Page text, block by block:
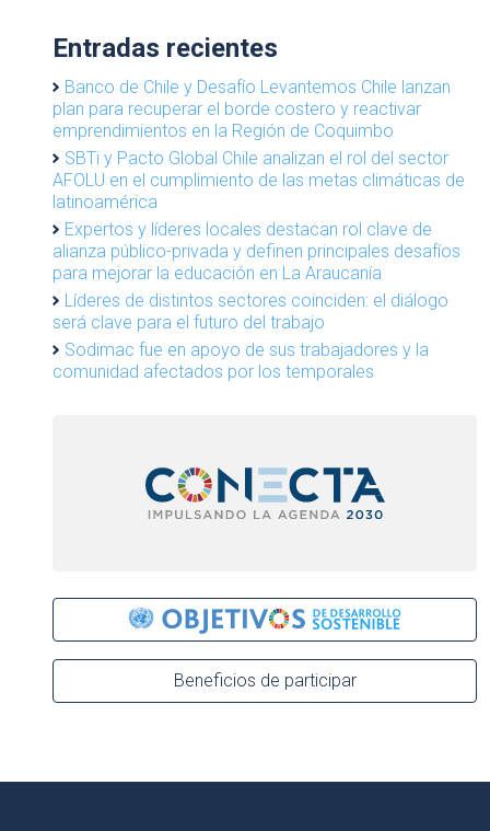
Entradas recientes
Banco de Chile y Desafío Levantemos Chile lanzan
plan para recuperar el borde costero y reactivar
emprendimientos en la Región de Coquimbo
SBTi y Pacto Global Chile analizan el rol del sector
AFOLU en el cumplimiento de las metas climáticas de
latinoamérica
Expertos y líderes locales destacan rol clave de
alianza público-privada y definen principales desafíos
para mejorar la educación en La Araucanía
Líderes de distintos sectores coinciden: el diálogo
será clave para el futuro del trabajo
Sodimac fue en apoyo de sus trabajadores y la
comunidad afectados por los temporales
Beneficios de participar